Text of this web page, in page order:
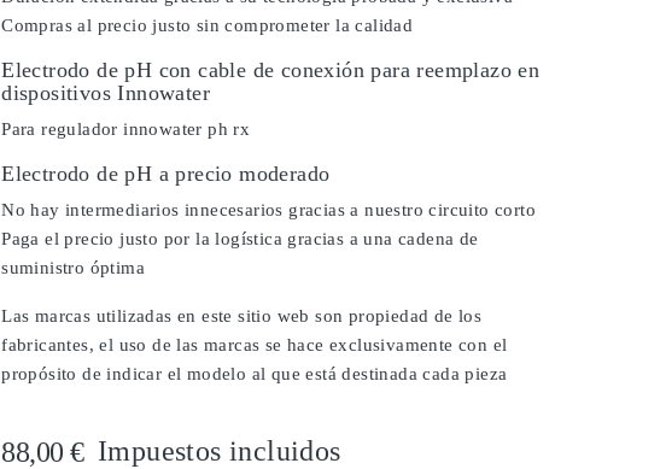
Compras al precio justo sin comprometer la calidad
Electrodo de pH con cable de conexión para reemplazo en
dispositivos Innowater
Para regulador innowater ph rx
Electrodo de pH a precio moderado
No hay intermediarios innecesarios gracias a nuestro circuito corto
Paga el precio justo por la logística gracias a una cadena de
suministro óptima
Las marcas utilizadas en este sitio web son propiedad de los
fabricantes, el uso de las marcas se hace exclusivamente con el
propósito de indicar el modelo al que está destinada cada pieza
88,00 € Impuestos incluidos